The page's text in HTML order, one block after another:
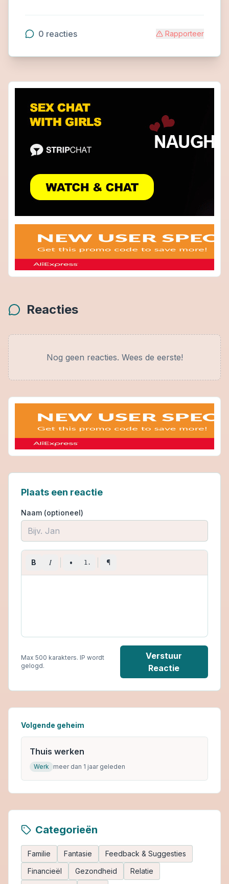
0 reacties Rapporteer
Reacties
Nog geen reacties. Wees de eerste!
Plaats een reactie
Naam (optioneel)
B I • 1. ¶
Max 500 karakters. IP wordt
gelogd.
Verstuur
Reactie
Volgende geheim
Thuis werken
Werk meer dan 1 jaar geleden
Categorieën
Familie Fantasie
Feedback & Suggesties
Financieël
Gezondheid
Relatie